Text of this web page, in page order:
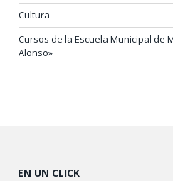
Cultura
Cursos de la Escuela Municipal de
Alonso»
EN UN CLICK